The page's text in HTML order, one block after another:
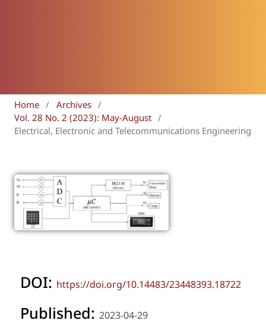
Home / Archives /
Vol. 28 No. 2 (2023): May-August /
Electrical, Electronic and Telecommunications Engineering
DOI: https://doi.org/10.14483/23448393.18722
Published: 2023-04-29